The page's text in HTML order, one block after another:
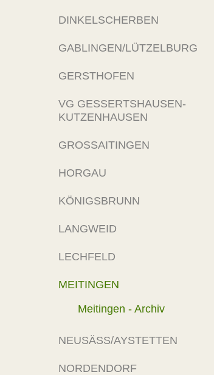
DINKELSCHERBEN
GABLINGEN/LÜTZELBURG
GERSTHOFEN
VG GESSERTSHAUSEN-
KUTZENHAUSEN
GROSSAITINGEN
HORGAU
KÖNIGSBRUNN
LANGWEID
LECHFELD
MEITINGEN
Meitingen - Archiv
NEUSÄSS/AYSTETTEN
NORDENDORF